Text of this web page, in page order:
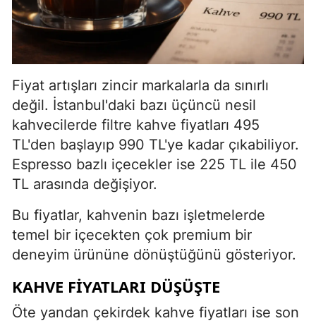
Fiyat artışları zincir markalarla da sınırlı
değil. İstanbul'daki bazı üçüncü nesil
kahvecilerde filtre kahve fiyatları 495
TL'den başlayıp 990 TL'ye kadar çıkabiliyor.
Espresso bazlı içecekler ise 225 TL ile 450
TL arasında değişiyor.
Bu fiyatlar, kahvenin bazı işletmelerde
temel bir içecekten çok premium bir
deneyim ürününe dönüştüğünü gösteriyor.
KAHVE FİYATLARI DÜŞÜŞTE
Öte yandan çekirdek kahve fiyatları ise son